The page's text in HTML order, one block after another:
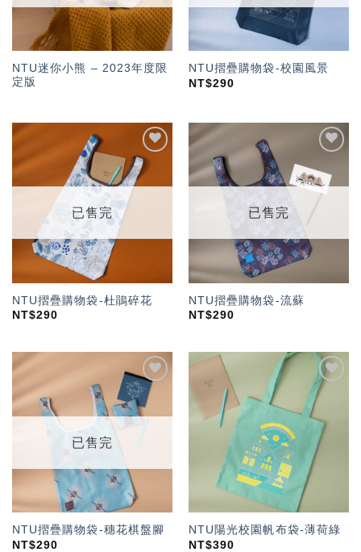
NTU迷你小熊 – 2023年度限
定版
NTU摺疊購物袋-校園風景
NT$290
「願
望輕
已售完
NTU摺疊購物袋-杜鵑碎花
NT$290
「願
望輕
已售完
NTU摺疊購物袋-流蘇
NT$290
加入
「願
望輕
已售完
NTU摺疊購物袋-穗花棋盤腳
NT$290
加入
單」
NTU陽光校園帆布袋-薄荷綠
NT$390